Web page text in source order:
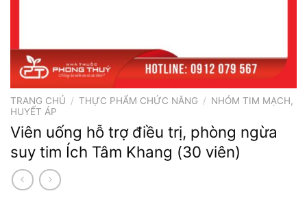
TRANG CHỦ / THỰC PHẨM CHỨC NĂNG / NHÓM TIM MẠCH,
HUYẾT ÁP
Viên uống hỗ trợ điều trị, phòng ngừa
suy tim Ích Tâm Khang (30 viên)